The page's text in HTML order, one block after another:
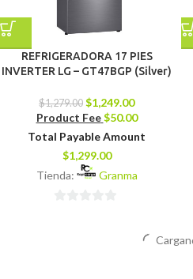
REFRIGERADORA 17 PIES
INVERTER LG – GT47BGP (Silver)
$1,279.00 $1,249.00
Product Fee $50.00
Total Payable Amount
$1,299.00
Tienda:
Granma